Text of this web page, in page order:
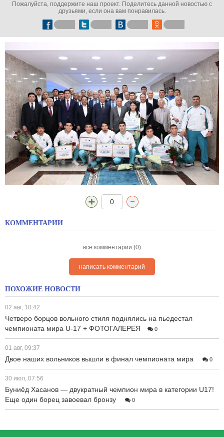
Пожалуйста, поддержите наш проект. Поделитесь данной новостью с
друзьями, если она вам понравилась.
0
КОММЕНТАРИИ
все комментарии (0)
написать комментарий
ПОХОЖИЕ НОВОСТИ
02 авг, 10:42
Четверо борцов вольного стиля поднялись на пьедестал
чемпионата мира U-17 + ФОТОГАЛЕРЕЯ
0
01 авг, 09:37
Двое наших вольников вышли в финал чемпионата мира 0
30 июл, 07:56
Буниёд Хасанов — двукратный чемпион мира в категории U17!
Еще один борец завоевал бронзу
0